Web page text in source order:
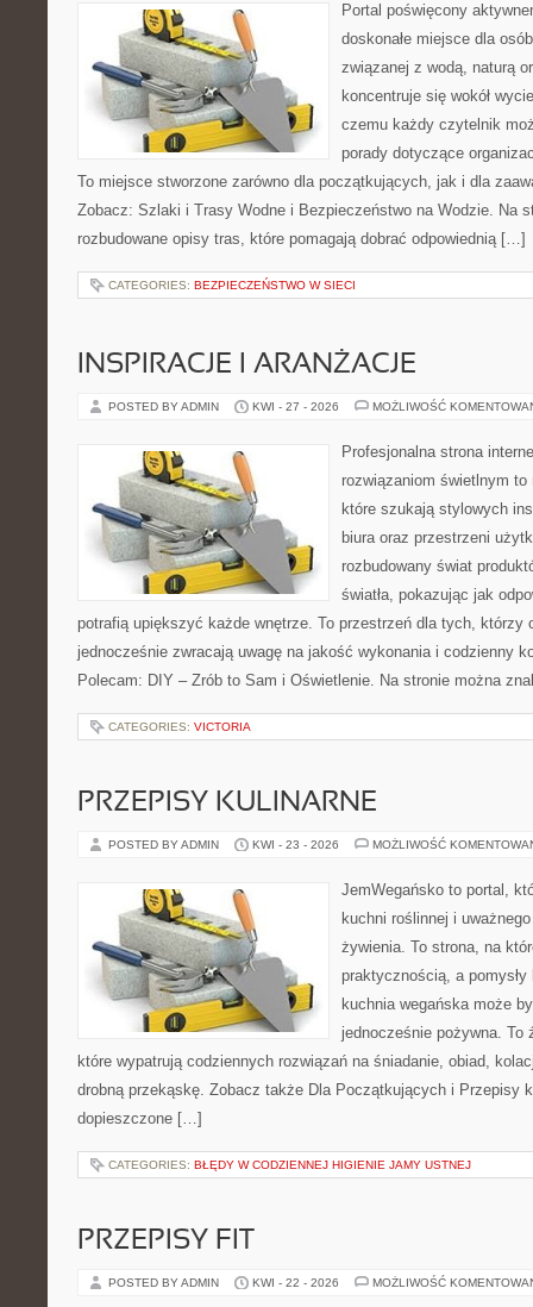
Portal poświęcony
doskonałe miejsce dla
związanej z wodą, naturą
koncentruje się wokół
czemu każdy czytelnik
porady dotyczące
To miejsce stworzone zarówno dla początkujących, jak i dla
Zobacz: Szlaki i Trasy Wodne i Bezpieczeństwo na Wodzie. Na
rozbudowane opisy tras, które pomagają dobrać odpowiednią […]
CATEGORIES: BEZPIECZEŃSTWO W SIECI
INSPIRACJE I ARANŻACJE
POSTED BY ADMIN KWI - 27 - 2026 MOŻLIWOŚĆ
Profesjonalna strona
rozwiązaniom świetlnym
które szukają stylowych
biura oraz przestrzeni
rozbudowany świat
światła, pokazując jak
potrafią upiększyć każde wnętrze. To przestrzeń dla tych, którzy
jednocześnie zwracają uwagę na jakość wykonania i codzienny
Polecam: DIY – Zrób to Sam i Oświetlenie. Na stronie można
CATEGORIES: VICTORIA
PRZEPISY KULINARNE
POSTED BY ADMIN KWI - 23 - 2026 MOŻLIWOŚĆ
JemWegańsko to portal,
kuchni roślinnej i
żywienia. To strona, na
praktycznością, a
kuchnia wegańska może
jednocześnie pożywna. To
które wypatrują codziennych rozwiązań na śniadanie, obiad,
drobną przekąskę. Zobacz także Dla Początkujących i Przepisy
dopieszczone […]
CATEGORIES: BŁĘDY W CODZIENNEJ HIGIENIE JAMY USTNEJ
PRZEPISY FIT
POSTED BY ADMIN KWI - 22 - 2026 MOŻLIWOŚĆ